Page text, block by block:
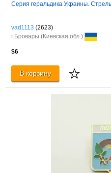
Серия геральдика Украины.
vad1113 (2623)
г.Бровары (Киевская обл.)
$6
В корзину